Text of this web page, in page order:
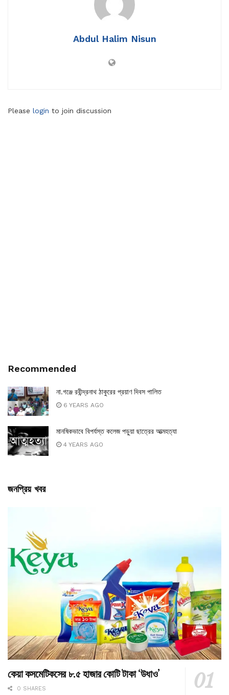
Abdul Halim Nisun
Please login to join discussion
Recommended
না.গঞ্জে রবীন্দ্রনাথ ঠাকুরের প্রয়াণ দিবস পালিত
6 YEARS AGO
মানষিকভাবে বিপর্যস্ত কলেজ পড়ুয়া ছাত্রের আত্মহত্যা
4 YEARS AGO
জনপ্রিয় খবর
কেয়া কসমেটিকসের ৮.৫ হাজার কোটি টাকা ‘উধাও’
0 SHARES